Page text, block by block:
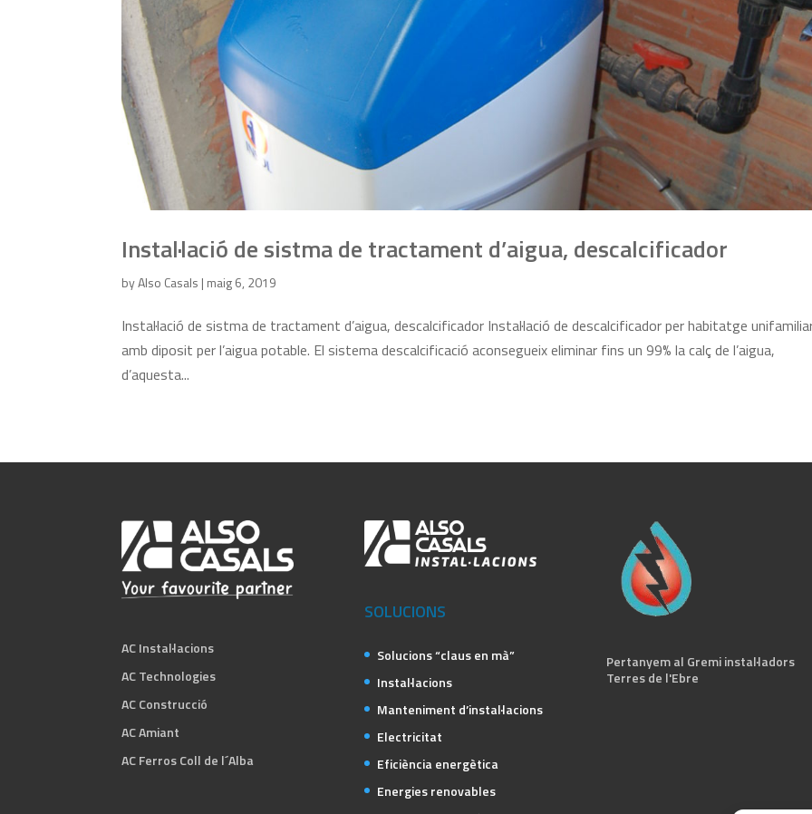
Instal·lació de sistma de tractament d’aigua, descalcificador
byAlso Casals | maig 6, 2019
Instal·lació de sistma de tractament d’aigua, descalcificador Instal·lació de descalcificador per habitatge
amb diposit per l’aigua potable. El sistema descalcificació aconsegueix eliminar fins un 99% la calç de l’aigua,
d’aquesta...
AC Instal·lacions
AC Technologies
AC Construcció
AC Amiant
AC Ferros Coll de l´Alba
SOLUCIONS
Solucions “claus en mà”
Instal·lacions
Manteniment d’instal·lacions
Electricitat
Eficiència energètica
Energies renovables
Pertanyem al Gremi instal·ladors
Terres de l'Ebre